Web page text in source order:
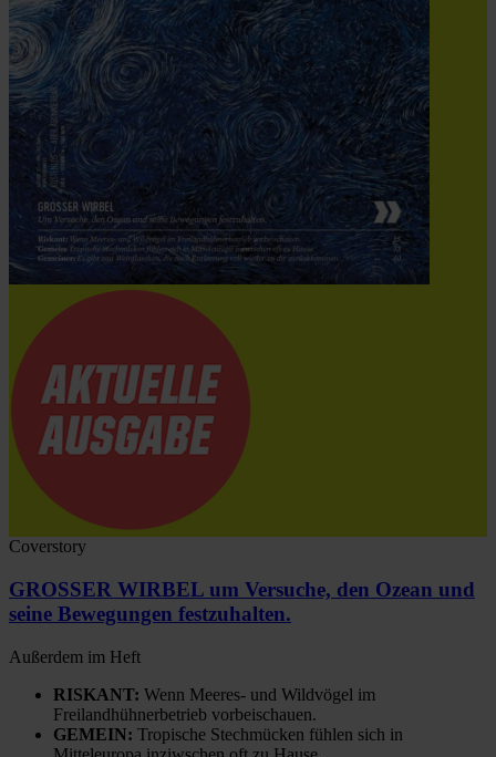
Coverstory
GROSSER WIRBEL um Versuche, den Ozean und
seine Bewegungen festzuhalten.
Außerdem im Heft
RISKANT: Wenn Meeres- und Wildvögel im
Freilandhühnerbetrieb vorbeischauen.
GEMEIN: Tropische Stechmücken fühlen sich in